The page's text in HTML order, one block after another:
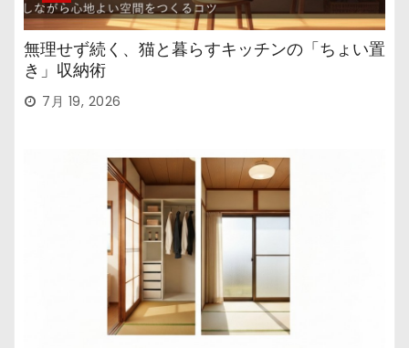
無理せず続く、猫と暮らすキッチンの「ちょい置
き」収納術
7月 19, 2026